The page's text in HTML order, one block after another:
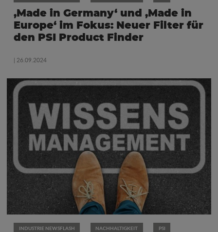
‚Made in Germany‘ und ‚Made in
Europe‘ im Fokus: Neuer Filter für
den PSI Product Finder
| 26.09.2024
INDUSTRIE NEWSFLASH NACHHALTIGKEIT PSI